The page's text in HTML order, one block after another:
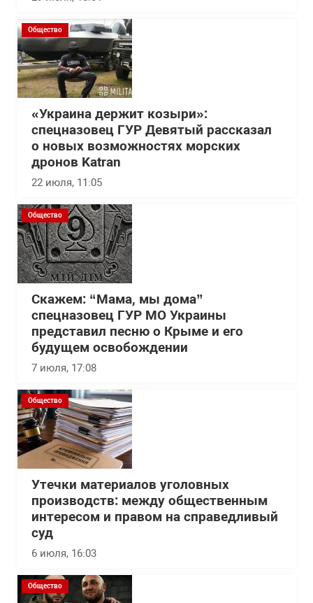
Общество
«Украина держит козыри»:
спецназовец ГУР Девятый рассказал
о новых возможностях морских
дронов Katran
22 июля, 11:05
Общество
Скажем: “Мама, мы дома”
спецназовец ГУР МО Украины
представил песню о Крыме и его
будущем освобождении
7 июля, 17:08
Общество
Утечки материалов уголовных
производств: между общественным
интересом и правом на справедливый
суд
6 июля, 16:03
Общество